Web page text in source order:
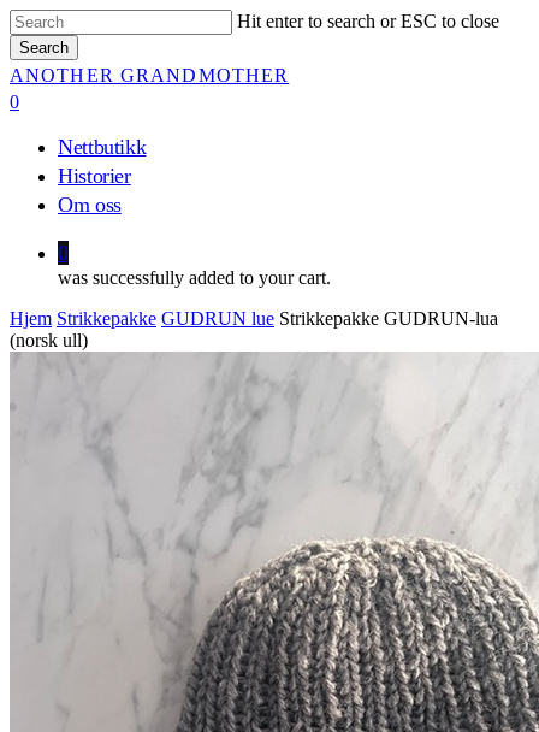
Skip
to
main
content
Hit enter to search or ESC to close
Search
Close
Search
ANOTHER GRANDMOTHER
0
Nettbutikk
Historier
Om oss
0
was successfully added to your cart.
Hjem Strikkepakke GUDRUN lue Strikkepakke GUDRUN-lua
(norsk ull)